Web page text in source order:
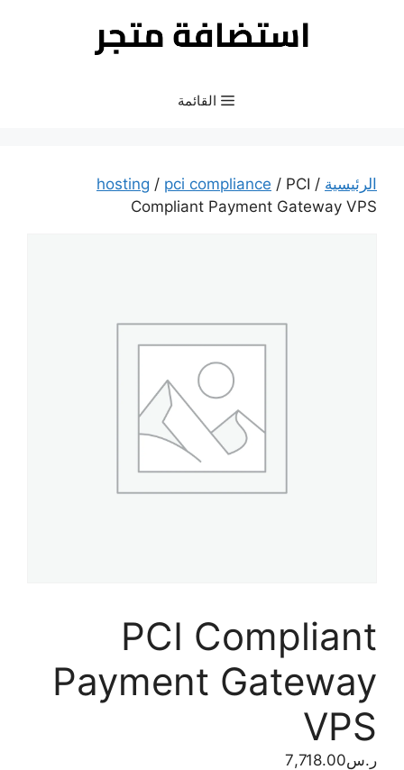
القائمة
الرئيسية /
hosting / pci compliance / PCI
Compliant Payment Gateway VPS
PCI Compliant
Payment Gateway
VPS
ر.س7,718.00